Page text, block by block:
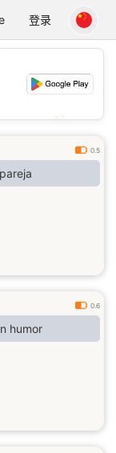
登录
0.5
0.6
humor